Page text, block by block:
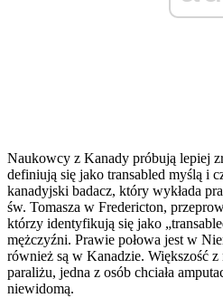
Naukowcy z Kanady próbują lepiej
definiują się jako transabled myślą i
kanadyjski badacz, który wykłada
św. Tomasza w Fredericton,
którzy identyfikują się jako
mężczyźni. Prawie połowa jest w
również są w Kanadzie. Większość
paraliżu, jedna z osób chciała
niewidomą.